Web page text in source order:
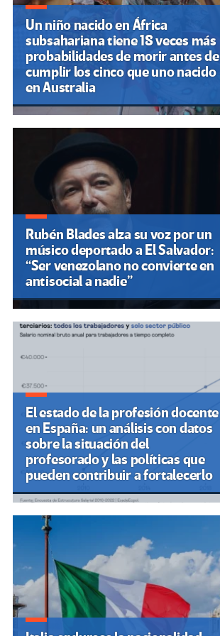
Un niño nacido en África
subsahariana tiene 18 veces más
probabilidades de morir antes de
cumplir los cinco que uno nacido
en Australia
Rubén Blades alza su voz por un
músico deportado a El Salvador:
“Ser venezolano no convierte en
antisocial a nadie”
El estado de la profesión docente
en España: un análisis con datos
sobre la situación del
profesorado y las políticas que
pueden contribuir a fortalecerlo